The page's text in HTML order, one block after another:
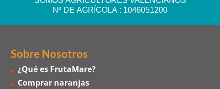
Nº DE AGRÍCOLA : 1046051200
Sobre Nosotros
¿Qué es FrutaMare?
Comprar naranjas